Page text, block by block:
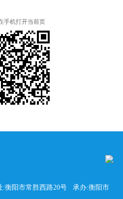
手机打开当前页
衡阳市常胜西路20号 承办:衡阳市